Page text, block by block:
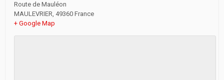
Route de Mauléon
MAULEVRIER, 49360 France
+ Google Map